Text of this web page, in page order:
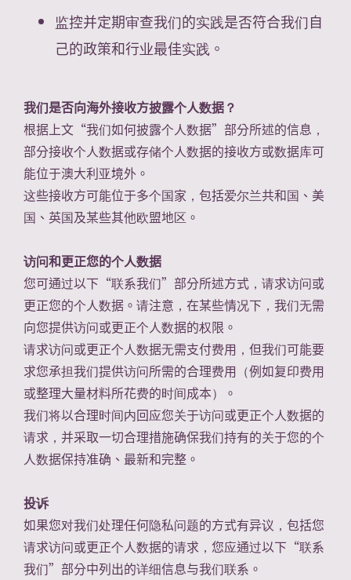
监控并定期审查我们的实践是否符合我们自
己的政策和行业最佳实践。
我们是否向海外接收方披露个人数据？
根据上文“我们如何披露个人数据”部分所述的信息，
部分接收个人数据或存储个人数据的接收方或数据库可
能位于澳大利亚境外。
这些接收方可能位于多个国家，包括爱尔兰共和国、美
国、英国及某些其他欧盟地区。
访问和更正您的个人数据
您可通过以下“联系我们”部分所述方式，请求访问或
更正您的个人数据。请注意，在某些情况下，我们无需
向您提供访问或更正个人数据的权限。
请求访问或更正个人数据无需支付费用，但我们可能要
求您承担我们提供访问所需的合理费用（例如复印费用
或整理大量材料所花费的时间成本）。
我们将以合理时间内回应您关于访问或更正个人数据的
请求，并采取一切合理措施确保我们持有的关于您的个
人数据保持准确、最新和完整。
投诉
如果您对我们处理任何隐私问题的方式有异议，包括您
请求访问或更正个人数据的请求，您应通过以下“联系
我们”部分中列出的详细信息与我们联系。